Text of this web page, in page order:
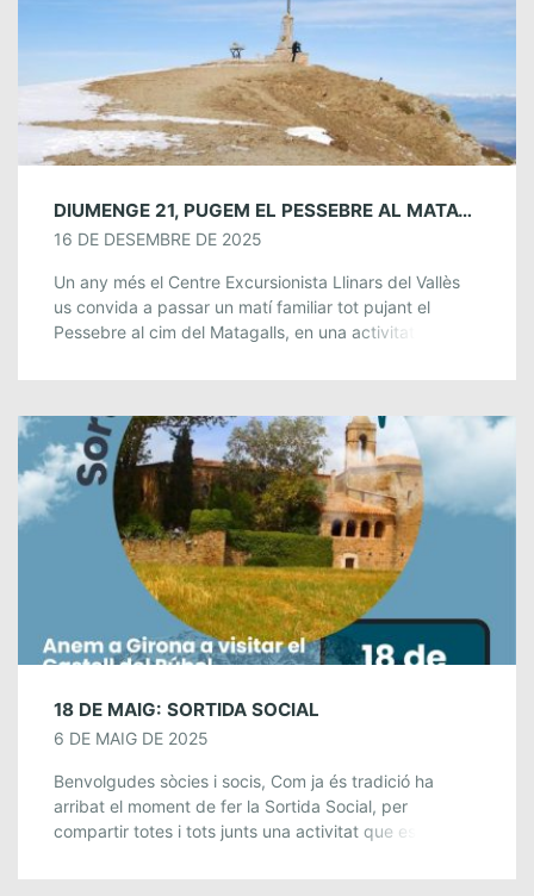
DIUMENGE 21, PUGEM EL PESSEBRE AL MATAGALLS
16 DE DESEMBRE DE 2025
Un any més el Centre Excursionista Llinars del Vallès
us convida a passar un matí familiar tot pujant el
Pessebre al cim del Matagalls, en una activitat
18 DE MAIG: SORTIDA SOCIAL
6 DE MAIG DE 2025
Benvolgudes sòcies i socis, Com ja és tradició ha
arribat el moment de fer la Sortida Social, per
compartir totes i tots junts una activitat que esperem